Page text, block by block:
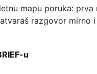
mapu poruka:
razgovor mirno
u